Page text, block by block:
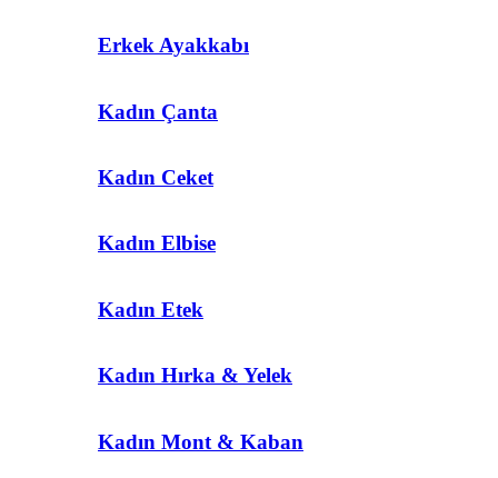
Erkek Ayakkabı
Kadın Çanta
Kadın Ceket
Kadın Elbise
Kadın Etek
Kadın Hırka & Yelek
Kadın Mont & Kaban